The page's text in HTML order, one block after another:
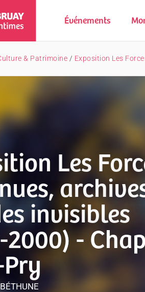
Événements
& Patrimoine / Exposition Les
Les
invisibles
2000) -